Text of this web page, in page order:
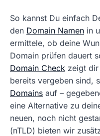
So kannst Du einfach
den Domain Namen in
ermittele, ob deine
Domain prüfen dauert
Domain Check zeigt
bereits vergeben sind,
Domains auf –
eine Alternative zu
neuen, noch nicht
(nTLD) bieten wir